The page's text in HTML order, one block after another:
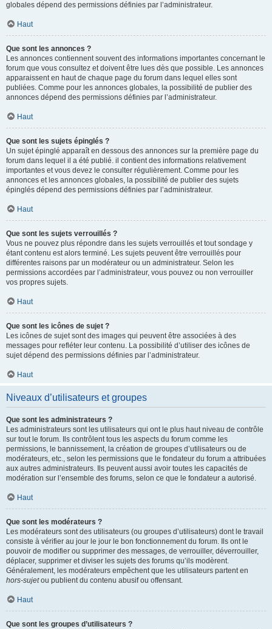
globales dépend des permissions définies par l’administrateur.
Haut
Que sont les annonces ?
Les annonces contiennent souvent des informations importantes concernant le
forum que vous consultez et doivent être lues dès que possible. Les annonces
apparaissent en haut de chaque page du forum dans lequel elles sont
publiées. Comme pour les annonces globales, la possibilité de publier des
annonces dépend des permissions définies par l’administrateur.
Haut
Que sont les sujets épinglés ?
Un sujet épinglé apparaît en dessous des annonces sur la première page du
forum dans lequel il a été publié. il contient des informations relativement
importantes et vous devez le consulter régulièrement. Comme pour les
annonces et les annonces globales, la possibilité de publier des sujets
épinglés dépend des permissions définies par l’administrateur.
Haut
Que sont les sujets verrouillés ?
Vous ne pouvez plus répondre dans les sujets verrouillés et tout sondage y
étant contenu est alors terminé. Les sujets peuvent être verrouillés pour
différentes raisons par un modérateur ou un administrateur. Selon les
permissions accordées par l’administrateur, vous pouvez ou non verrouiller
vos propres sujets.
Haut
Que sont les icônes de sujet ?
Les icônes de sujet sont des images qui peuvent être associées à des
messages pour refléter leur contenu. La possibilité d’utiliser des icônes de
sujet dépend des permissions définies par l’administrateur.
Haut
Niveaux d’utilisateurs et groupes
Que sont les administrateurs ?
Les administrateurs sont les utilisateurs qui ont le plus haut niveau de contrôle
sur tout le forum. Ils contrôlent tous les aspects du forum comme les
permissions, le bannissement, la création de groupes d’utilisateurs ou de
modérateurs, etc., selon les permissions que le fondateur du forum a attribuées
aux autres administrateurs. Ils peuvent aussi avoir toutes les capacités de
modération sur l’ensemble des forums, selon ce que le fondateur a autorisé.
Haut
Que sont les modérateurs ?
Les modérateurs sont des utilisateurs (ou groupes d’utilisateurs) dont le travail
consiste à vérifier au jour le jour le bon fonctionnement du forum. Ils ont le
pouvoir de modifier ou supprimer des messages, de verrouiller, déverrouiller,
déplacer, supprimer et diviser les sujets des forums qu’ils modèrent.
Généralement, les modérateurs empêchent que les utilisateurs partent en
hors-sujetou publient du contenu abusif ou offensant.
Haut
Que sont les groupes d’utilisateurs ?